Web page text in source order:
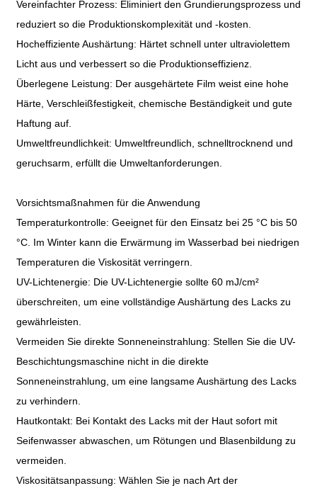
Vereinfachter Prozess: Eliminiert den Grundierungsprozess und
reduziert so die Produktionskomplexität und -kosten.
Hocheffiziente Aushärtung: Härtet schnell unter ultraviolettem
Licht aus und verbessert so die Produktionseffizienz.
Überlegene Leistung: Der ausgehärtete Film weist eine hohe
Härte, Verschleißfestigkeit, chemische Beständigkeit und gute
Haftung auf.
Umweltfreundlichkeit: Umweltfreundlich, schnelltrocknend und
geruchsarm, erfüllt die Umweltanforderungen.
Vorsichtsmaßnahmen für die Anwendung
Temperaturkontrolle: Geeignet für den Einsatz bei 25 °C bis 50
°C. Im Winter kann die Erwärmung im Wasserbad bei niedrigen
Temperaturen die Viskosität verringern.
UV-Lichtenergie: Die UV-Lichtenergie sollte 60 mJ/cm²
überschreiten, um eine vollständige Aushärtung des Lacks zu
gewährleisten.
Vermeiden Sie direkte Sonneneinstrahlung: Stellen Sie die UV-
Beschichtungsmaschine nicht in die direkte
Sonneneinstrahlung, um eine langsame Aushärtung des Lacks
zu verhindern.
Hautkontakt: Bei Kontakt des Lacks mit der Haut sofort mit
Seifenwasser abwaschen, um Rötungen und Blasenbildung zu
vermeiden.
Viskositätsanpassung: Wählen Sie je nach Art der